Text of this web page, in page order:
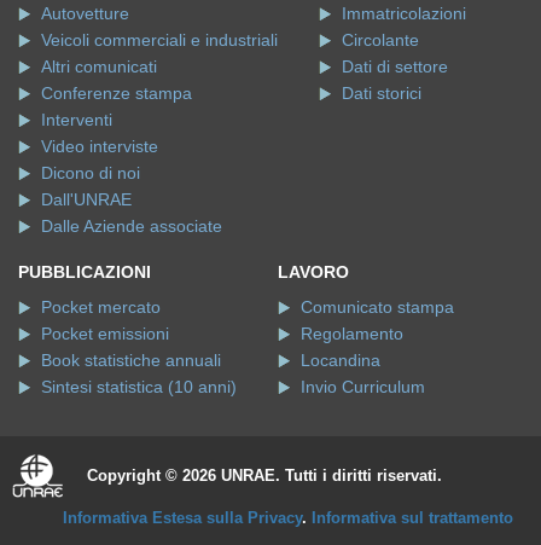
Autovetture
Veicoli commerciali e industriali
Altri comunicati
Conferenze stampa
Interventi
Video interviste
Dicono di noi
Dall'UNRAE
Dalle Aziende associate
Immatricolazioni
Circolante
Dati di settore
Dati storici
PUBBLICAZIONI
Pocket mercato
Pocket emissioni
Book statistiche annuali
Sintesi statistica (10 anni)
LAVORO
Comunicato stampa
Regolamento
Locandina
Invio Curriculum
Copyright © 2026 UNRAE. Tutti i diritti riservati.
Informativa Estesa sulla Privacy. Informativa sul trattamento